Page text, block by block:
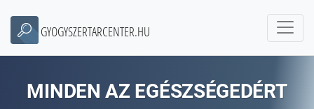
GYOGYSZERTARCENTER.HU
MINDEN AZ EGÉSZSÉGEDÉRT